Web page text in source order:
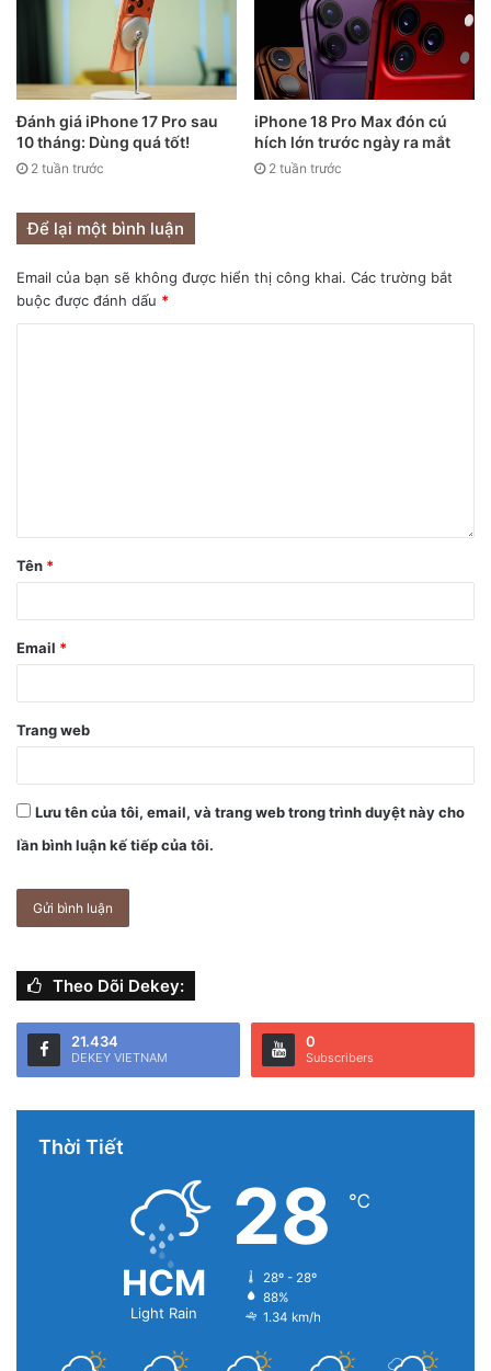
Liệu nguyên mẫu iPhone 12S hướng đến điều gì khác?
Vẫn có một khả năng là nguyên mẫu nói trên đề cập tới
camera dưới màn hình. Các bằng sáng chế do Apple nộp
cho thấy công ty muốn đặt các cảm biến bên dưới màn hình
Universe đã khẳng định “tai thỏ” của iPhone có thể “biến
mất không dấu vết” vào năm 2021.
Dòng iPhone trong 03 năm nay vẫn duy trì “tai thỏ”.
cảm biến vân tay Touch ID dưới màn hình. Cảm biến quét
ảnh.
Khi thiết kế của loạt iPhone 2021 còn chưa ngã ngũ, iFan
tục cập nhật thêm thông tin về dòng sản phẩm này trong
các tin bài tiếp theo, mời quý độc giả đón đọc.
Đánh giá iPhone 17 Pro sau
10 tháng: Dùng quá tốt!
2 tuần trước
iPhone 18 Pro Max đón cú
hích lớn trước ngày ra mắt
2 tuần trước
Để lại một bình luận
Email của bạn sẽ không được hiển thị công khai. Các trường bắt
buộc được đánh dấu *
Tên *
Email *
Trang web
Lưu tên của tôi, email, và trang web trong trình duyệt này cho
lần bình luận kế tiếp của tôi.
Theo Dõi Dekey:
21.434
DEKEY VIETNAM
0
Subscribers
Thời Tiết
HCM
Light Rain
28 ℃
28º - 28º
88%
1.34 km/h